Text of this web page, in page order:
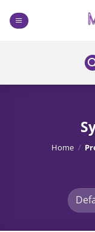
content
Home /